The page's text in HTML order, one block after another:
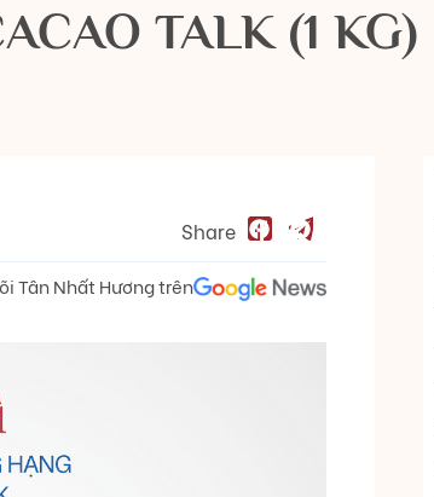
TALK (1 KG)
Share
Tân Nhất Hương trên